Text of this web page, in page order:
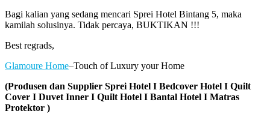
Bagi kalian yang sedang mencari Sprei Hotel Bintang 5, maka
kamilah solusinya. Tidak percaya, BUKTIKAN !!!
Best regrads,
Glamoure Home–Touch of Luxury your Home
(Produsen dan Supplier Sprei Hotel I Bedcover Hotel I Quilt
Cover I Duvet Inner I Quilt Hotel I Bantal Hotel I Matras
Protektor )